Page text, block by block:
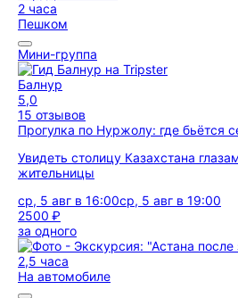
2 часа
Пешком
Мини-группа
Балнур
5,0
15 отзывов
Прогулка по Нуржолу: где бьётся
Увидеть столицу Казахстана
жительницы
ср, 5 авг в 16:00ср, 5 авг в 19:00
2500 ₽
за одного
2,5 часа
На автомобиле